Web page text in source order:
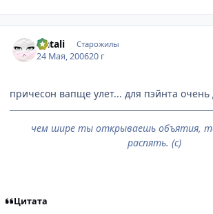
Natali Старожилы
24 Мая, 200620 г
причесон вапще улет... для пэйнта очень
чем шире ты открываешь объятия,
распять. (с)
Цитата